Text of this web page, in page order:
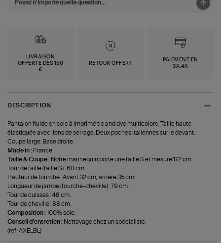
LIVRAISON
OFFERTE DÈS 150
€
RETOUR OFFERT
PAIEMENT EN
3X,4X
DESCRIPTION
Pantalon fluide en soie à imprimé tie and dye multicolore. Taille haute
élastiquée avec liens de serrage. Deux poches italiennes sur le devant.
Coupe large. Base droite.
Made in : France.
Taille & Coupe : Notre mannequin porte une taille S et mesure 172 cm.
Tour de taille (taille S) : 60 cm.
Hauteur de fourche : Avant 32 cm, arrière 35 cm.
Longueur de jambe (fourche-cheville) : 79 cm.
Tour de cuisses : 48 cm.
Tour de cheville : 88 cm.
Composition :100% soie.
Conseil d'entretien : Nettoyage chez un spécialiste.
(ref-AXELBL)